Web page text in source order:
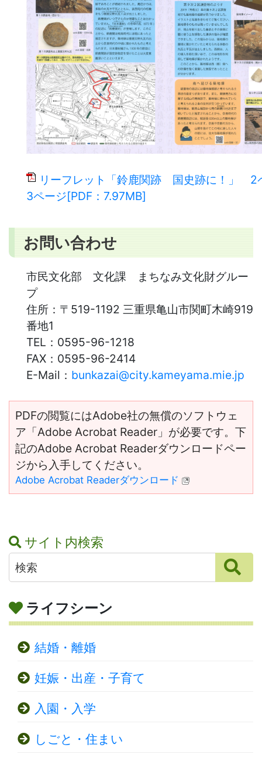
リーフレット「鈴鹿関跡 国史跡に！」 2
3ページ[PDF：7.97MB]
お問い合わせ
市民文化部 文化課 まちなみ文化財グルー
プ
住所： 〒519-1192 三重県亀山市関町木崎919
番地1
TEL： 0595-96-1218
FAX： 0595-96-2414
E-Mail： bunkazai@city.kameyama.mie.jp
PDFの閲覧にはAdobe社の無償のソフトウェ
ア「Adobe Acrobat Reader」が必要です。下
記のAdobe Acrobat Readerダウンロードペー
ジから入手してください。
Adobe Acrobat Readerダウンロード
サイト内検索
ライフシーン
結婚・離婚
妊娠・出産・子育て
入園・入学
しごと・住まい